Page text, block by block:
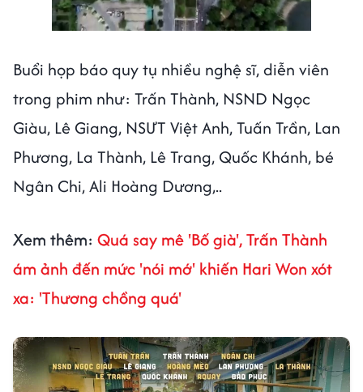
Buổi họp báo quy tụ nhiều nghệ sĩ, diễn viên
trong phim như: Trấn Thành, NSND Ngọc
Giàu, Lê Giang, NSƯT Việt Anh, Tuấn Trần, Lan
Phương, La Thành, Lê Trang, Quốc Khánh, bé
Ngân Chi, Ali Hoàng Dương,..
Xem thêm: Quá say mê 'Bố già', Trấn Thành
ám ảnh đến mức 'nói mớ' khiến Hari Won xót
xa: 'Thương chồng quá'